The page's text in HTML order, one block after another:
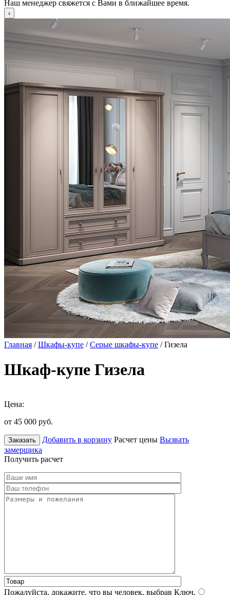
Наш менеджер свяжется с Вами в ближайшее время.
Главная /Шкафы-купе /Серые шкафы-купе / Гизела
Шкаф-купе Гизела
Цена:
от 45 000 руб.
Заказать Добавить в корзину Расчет цены Вызвать
замерщика
Получить расчет
Пожалуйста, докажите, что вы человек, выбрав Ключ.